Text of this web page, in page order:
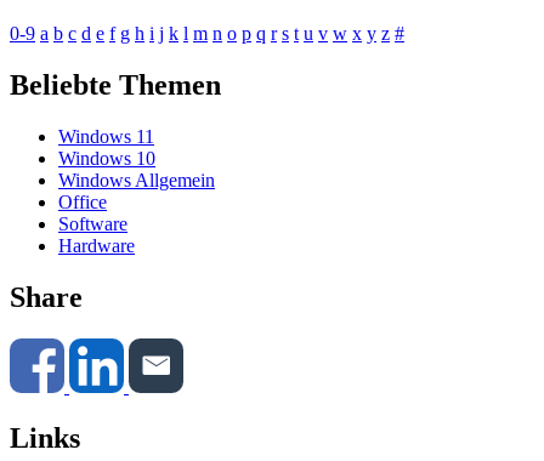
0-9 a b c d e f g h i j k l m n o p q r s t u v w x y z #
Beliebte Themen
Windows 11
Windows 10
Windows Allgemein
Office
Software
Hardware
Share
Links